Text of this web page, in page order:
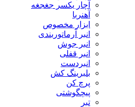
آچار یکسر جغجغه
آهنربا
ابزار مخصوص
انبر آرماتوربندی
انبر جوش
انبر قفلی
انبردست
بلبرینگ کش
پرچ کن
پیچگوشتی
تبر